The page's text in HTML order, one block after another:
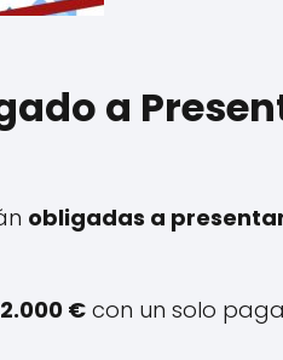
a
obligadas a
€con un solo